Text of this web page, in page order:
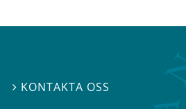
 KONTAKTA OSS